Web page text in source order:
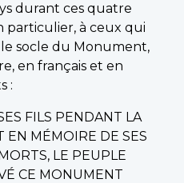
durant ces quatre
particulier, à ceux qui
socle du Monument,
en français et en
:
FILS PENDANT LA
EN MÉMOIRE DE SES
LE PEUPLE
CE MONUMENT